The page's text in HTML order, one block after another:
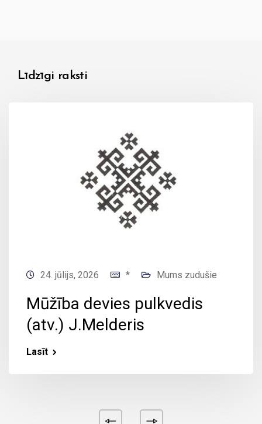
Līdzīgi raksti
24. jūlijs, 2026 * Mums zudušie
Mūžība devies pulkvedis
(atv.) J.Melderis
Lasīt